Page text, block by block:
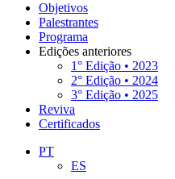
Objetivos
Palestrantes
Programa
Edições anteriores
1° Edição • 2023
2° Edição • 2024
3° Edição • 2025
Reviva
Certificados
PT
ES